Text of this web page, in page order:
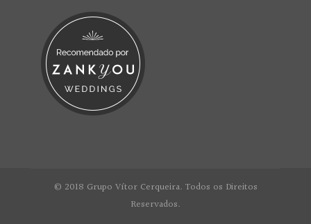
© 2018 Grupo Vítor Cerqueira. Todos os Direitos
Reservados.